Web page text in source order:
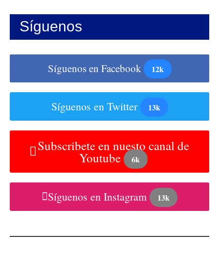
Síguenos
Síguenos en Facebook 12k
Síguenos en Twitter 13k
Subscribete en nuesto canal de
Youtube 6k
Síguenos en Instagram 13k